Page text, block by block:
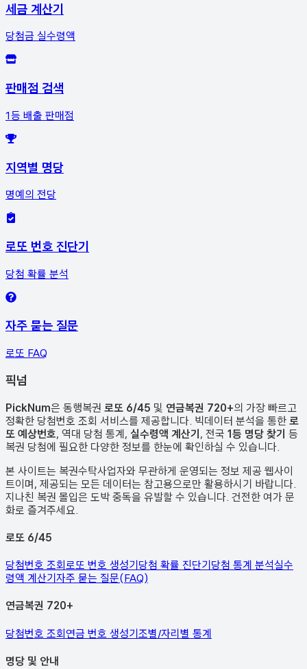
세금 계산기
당첨금 실수령액
판매점 검색
1등 배출 판매점
지역별 명당
명예의 전당
로또 번호 진단기
당첨 확률 분석
자주 묻는 질문
로또 FAQ
픽넘
PickNum은 동행복권 로또 6/45 및 연금복권 720+의 가장 빠르고
정확한 당첨번호 조회 서비스를 제공합니다. 빅데이터 분석을 통한 로
또 예상번호, 역대 당첨 통계, 실수령액 계산기, 전국 1등 명당 찾기 등
복권 당첨에 필요한 다양한 정보를 한눈에 확인하실 수 있습니다.
본 사이트는 복권수탁사업자와 무관하게 운영되는 정보 제공 웹사이
트이며, 제공되는 모든 데이터는 참고용으로만 활용하시기 바랍니다.
지나친 복권 몰입은 도박 중독을 유발할 수 있습니다. 건전한 여가 문
화로 즐겨주세요.
로또 6/45
당첨번호 조회로또 번호 생성기당첨 확률 진단기당첨 통계 분석실수
령액 계산기자주 묻는 질문(FAQ)
연금복권 720+
당첨번호 조회연금 번호 생성기조별/자리별 통계
명당 및 안내